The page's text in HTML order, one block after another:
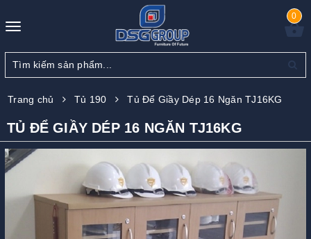
Toggle
0
Trang chủ Tủ 190 Tủ Để Giầy Dép 16 Ngăn TJ16KG
TỦ ĐỂ GIẦY DÉP 16 NGĂN TJ16KG